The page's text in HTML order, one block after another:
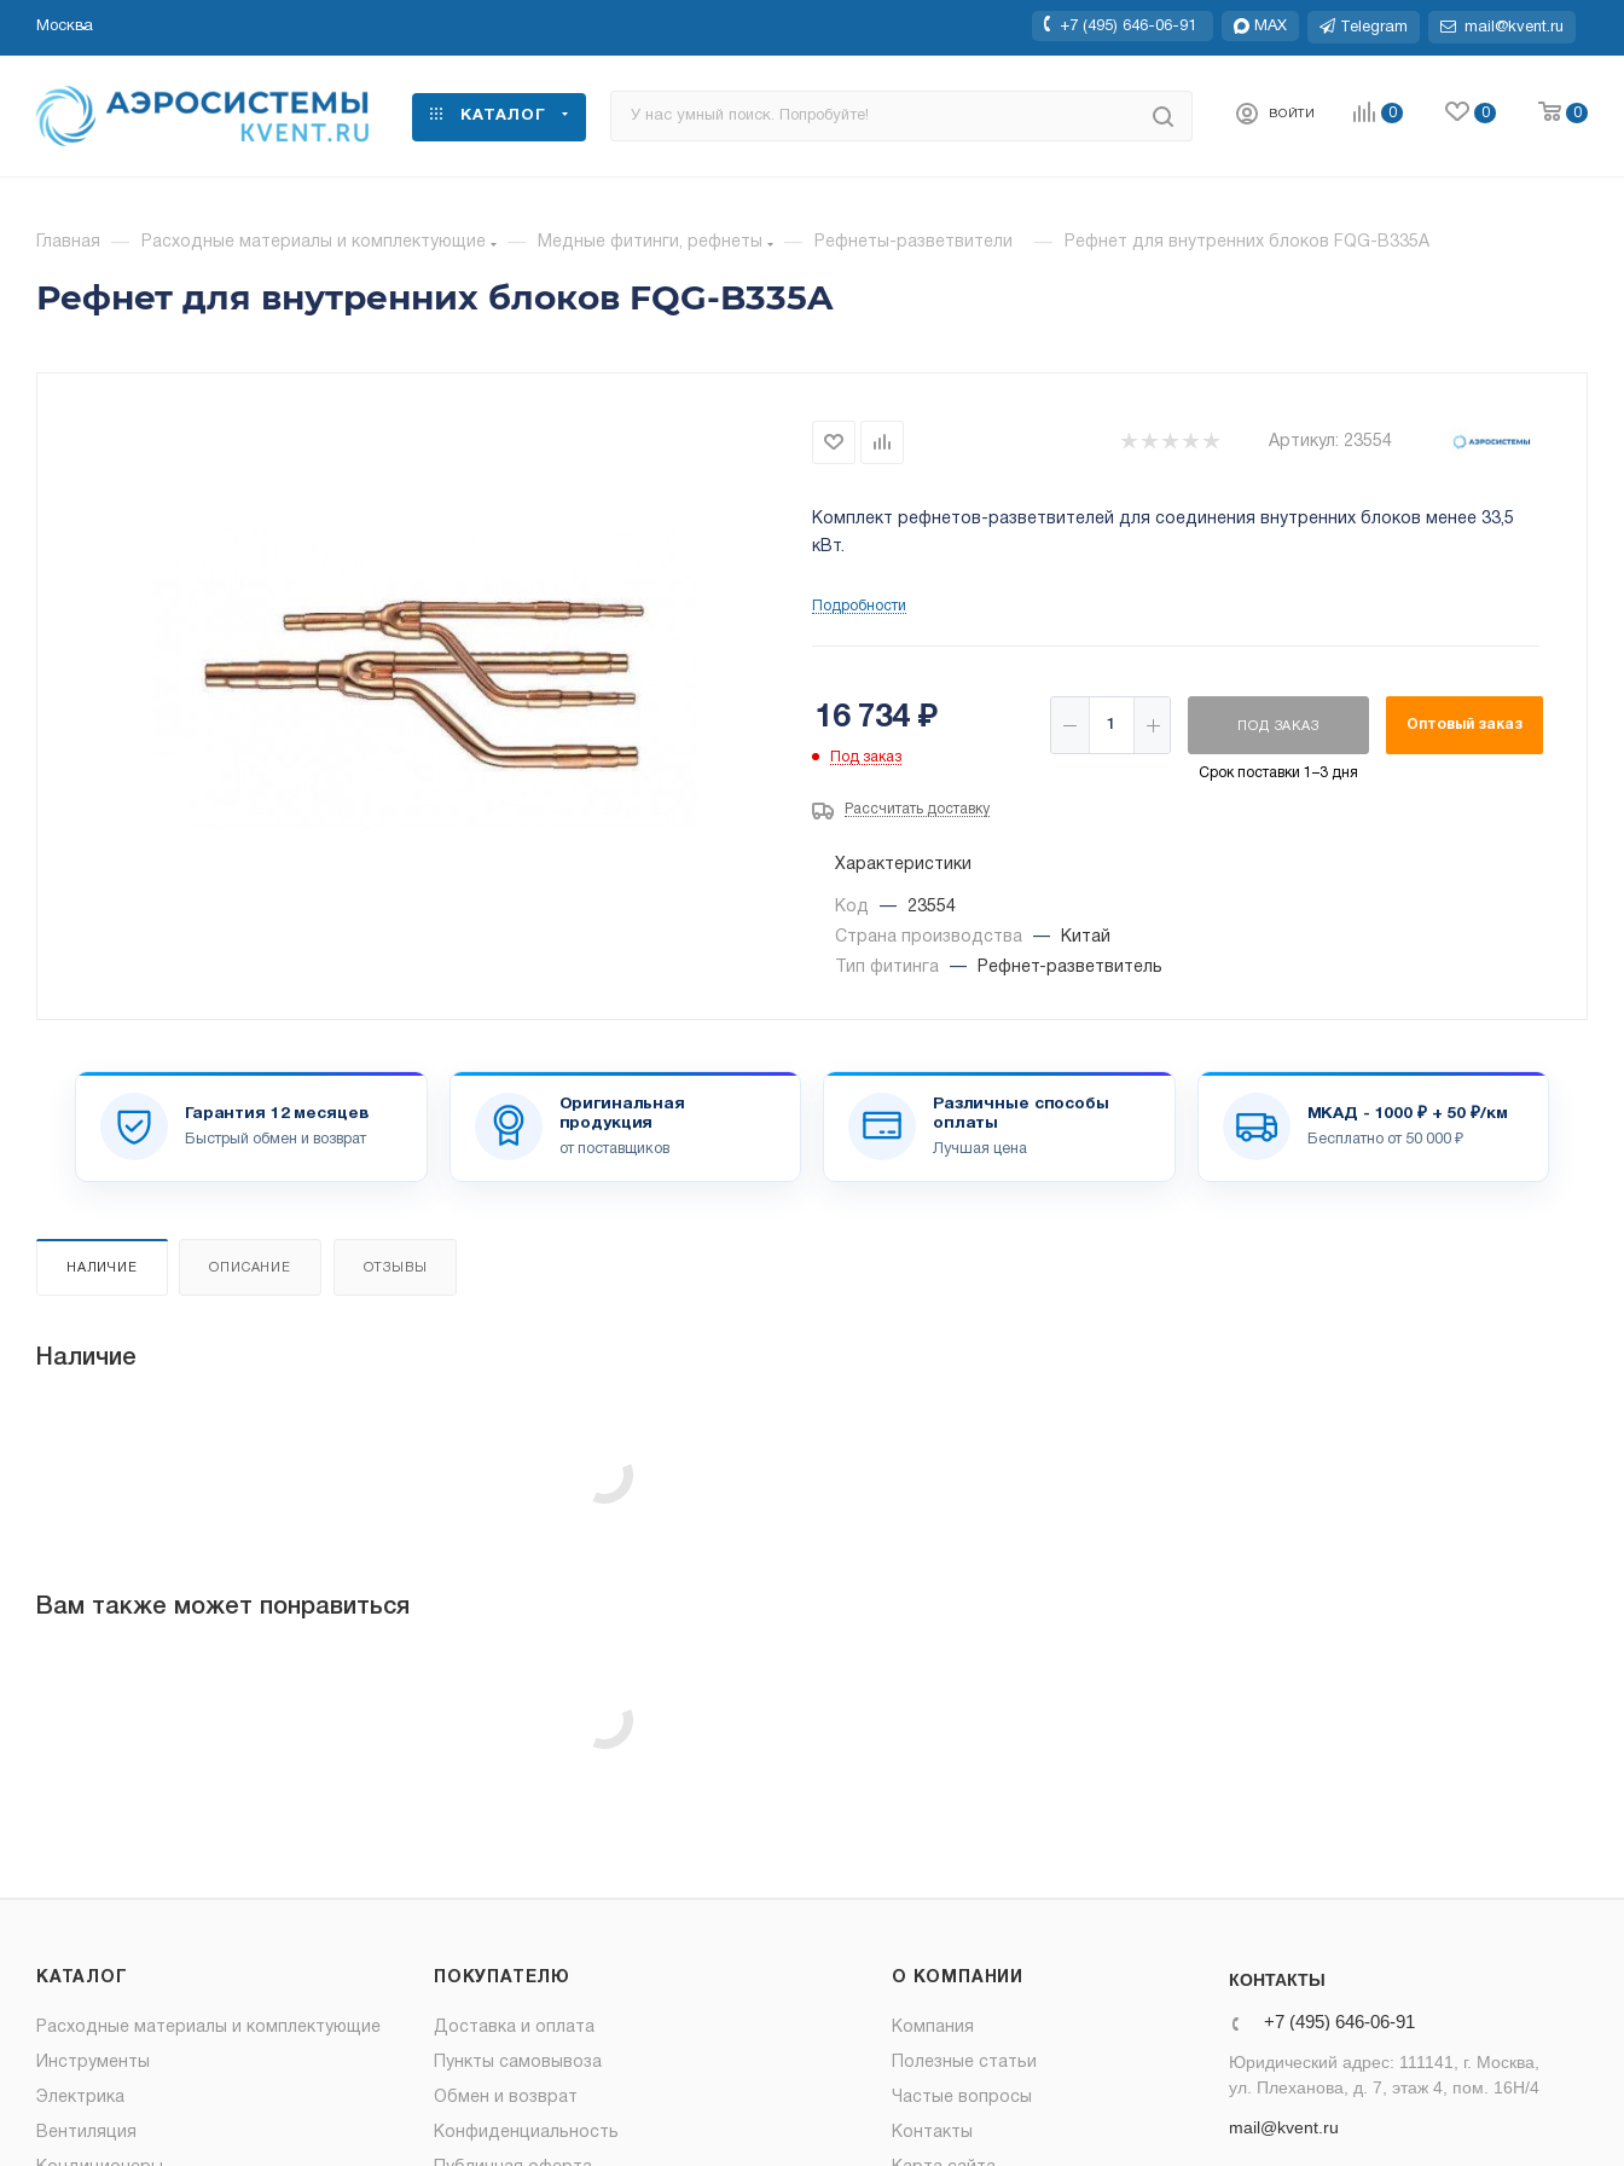
Москва +7 (495) 646-06-91 MAX Telegram mail@kvent.ru
КАТАЛОГ ВОЙТИ 0 0 0
Главная — Расходные материалы и комплектующие — Медные фитинги, рефнеты — Рефнеты-разветвители — Рефнет для внутренних блоков FQG-B335A
Рефнет для внутренних блоков FQG-B335A
Артикул: 23554
Комплект рефнетов-разветвителей для соединения внутренних блоков менее 33,5
кВт.
Подробности
16 734₽
Под заказ
ПОД ЗАКАЗ
Срок поставки 1–3 дня
Оптовый заказ
Рассчитать доставку
Характеристики
Код —
23554
Страна производства
—
Китай
Тип фитинга
— Рефнет-разветвитель
Гарантия 12 месяцев
Быстрый обмен и возврат
Оригинальная
продукция
от поставщиков
Различные способы
оплаты
Лучшая цена
МКАД - 1000 ₽ + 50 ₽/км
Бесплатно от 50 000 ₽
НАЛИЧИЕ ОПИСАНИЕ ОТЗЫВЫ
Наличие
Вам также может понравиться
КАТАЛОГ
Расходные материалы и комплектующие
Инструменты
Электрика
Вентиляция
ПОКУПАТЕЛЮ
Доставка и оплата
Пункты самовывоза
Обмен и возврат
Конфиденциальность
О КОМПАНИИ
Компания
Полезные статьи
Частые вопросы
Контакты
КОНТАКТЫ
+7 (495) 646-06-91
Юридический адрес: 111141, г. Москва,
ул. Плеханова, д. 7, этаж 4, пом. 16Н/4
mail@kvent.ru